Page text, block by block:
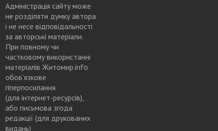
Адміністрація сайту може
не розділяти думку автора
і не несе відповідальності
за авторські матеріали.
При повному чи
частковому використанні
матеріалів Житомир.info
обов’язкове
гіперпосилання
(для інтернет-ресурсів),
або письмова згода
редакції (для друкованих
видань)